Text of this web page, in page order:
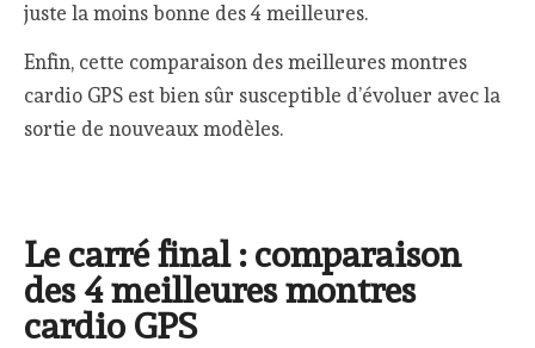
juste la moins bonne des 4 meilleures.
Enfin, cette comparaison des meilleures montres
cardio GPS est bien sûr susceptible d’évoluer avec la
sortie de nouveaux modèles.
Le carré final : comparaison
des 4 meilleures montres
cardio GPS